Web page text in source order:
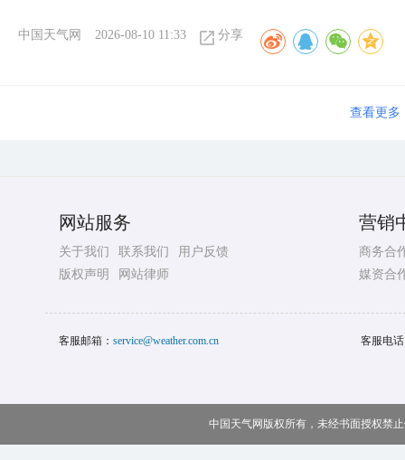
中国天气网 2026-08-10 11:33 分享
查看更多
网站服务
关于我们 联系我们
用户反馈
版权声明
网站律师
营销
商务合
媒资合
客服邮箱： service@weather.com.cn 客服电
中国天气网版权所有，未经书面授权